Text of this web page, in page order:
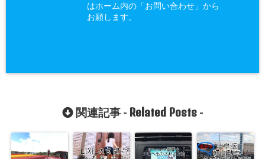
はホーム内の「お問い合わせ」から
お願します。
関連記事 - Related Posts-